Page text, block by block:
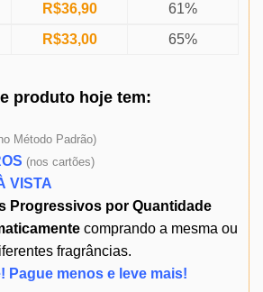
R$36,90
61%
R$33,00 65%
produto hojetem:
Método Padrão)
(nos cartões)
VISTA
Progressivos por Quantidade
comprando a mesma ou
fragrâncias.
Pague menos e leve mais!